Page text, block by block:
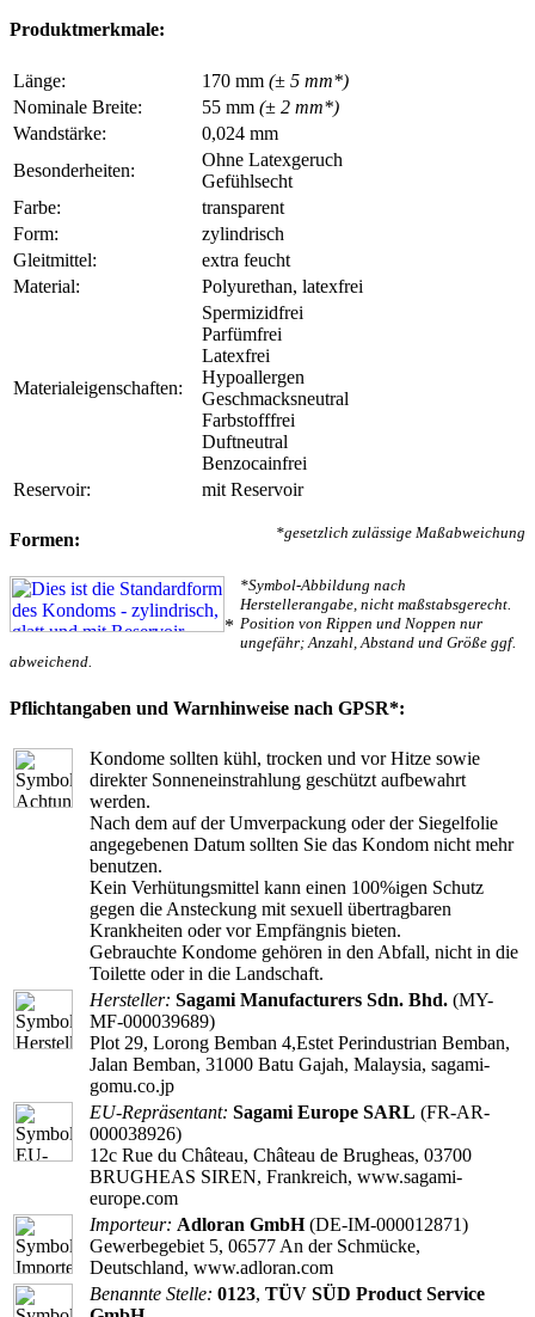
Produktmerkmale:
Länge: 170 mm (± 5 mm*)
Nominale Breite:
55 mm (± 2 mm*)
Wandstärke:
0,024 mm
Besonderheiten:
Ohne Latexgeruch
Gefühlsecht
Farbe:
transparent
Form:
zylindrisch
Gleitmittel:
extra feucht
Material:
Polyurethan, latexfrei
Materialeigenschaften:
Spermizidfrei
Parfümfrei
Latexfrei
Hypoallergen
Geschmacksneutral
Farbstofffrei
Duftneutral
Benzocainfrei
Reservoir:
mit Reservoir
*gesetzlich zulässige Maßabweichung
Formen:
*
*Symbol-Abbildung nach
Herstellerangabe, nicht maßstabsgerecht.
Position von Rippen und Noppen nur
ungefähr; Anzahl, Abstand und Größe ggf.
abweichend.
Pflichtangaben und Warnhinweise nach GPSR*:
Kondome sollten kühl, trocken und vor Hitze sowie
direkter Sonneneinstrahlung geschützt aufbewahrt
werden.
Nach dem auf der Umverpackung oder der Siegelfolie
angegebenen Datum sollten Sie das Kondom nicht mehr
benutzen.
Kein Verhütungsmittel kann einen 100%igen Schutz
gegen die Ansteckung mit sexuell übertragbaren
Krankheiten oder vor Empfängnis bieten.
Gebrauchte Kondome gehören in den Abfall, nicht in die
Toilette oder in die Landschaft.
Hersteller: Sagami Manufacturers Sdn. Bhd. (MY-
MF-000039689)
Plot 29, Lorong Bemban 4,Estet Perindustrian Bemban,
Jalan Bemban, 31000 Batu Gajah, Malaysia, sagami-
gomu.co.jp
EU-Repräsentant: Sagami Europe SARL (FR-AR-
000038926)
12c Rue du Château, Château de Brugheas, 03700
BRUGHEAS SIREN, Frankreich, www.sagami-
europe.com
Importeur: Adloran GmbH(DE-IM-000012871)
Gewerbegebiet 5, 06577 An der Schmücke,
Deutschland, www.adloran.com
Benannte Stelle: 0123, TÜV SÜD Product Service